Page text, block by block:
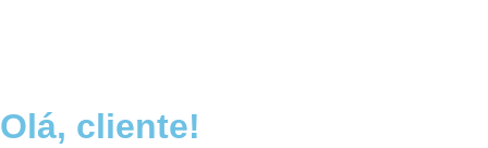
Olá, cliente!